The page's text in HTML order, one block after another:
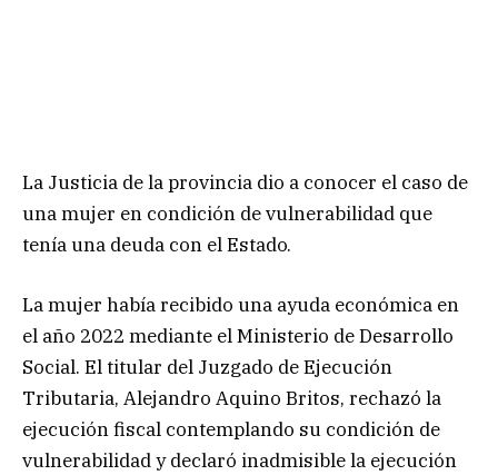
La Justicia de la provincia dio a conocer el caso de
una mujer en condición de vulnerabilidad que
tenía una deuda con el Estado.
La mujer había recibido una ayuda económica en
el año 2022 mediante el Ministerio de Desarrollo
Social. El titular del Juzgado de Ejecución
Tributaria, Alejandro Aquino Britos, rechazó la
ejecución fiscal contemplando su condición de
vulnerabilidad y declaró inadmisible la ejecución